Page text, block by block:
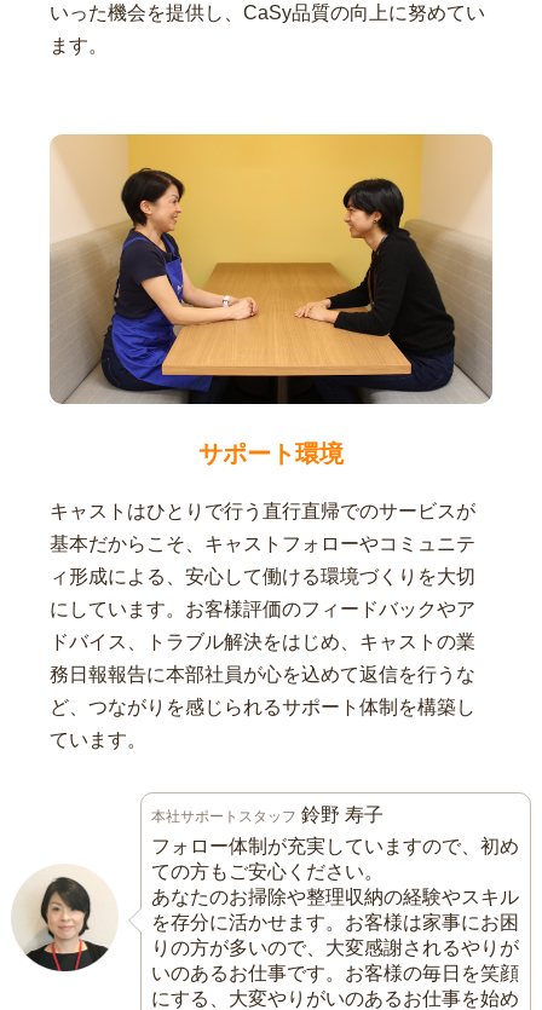
いった機会を提供し、CaSy品質の向上に努めてい
ます。
サポート環境
キャストはひとりで行う直行直帰でのサービスが
基本だからこそ、キャストフォローやコミュニテ
ィ形成による、安心して働ける環境づくりを大切
にしています。お客様評価のフィードバックやア
ドバイス、トラブル解決をはじめ、キャストの業
務日報報告に本部社員が心を込めて返信を行うな
ど、つながりを感じられるサポート体制を構築し
ています。
本社サポートスタッフ 鈴野 寿子
フォロー体制が充実していますので、初め
ての方もご安心ください。
あなたのお掃除や整理収納の経験やスキル
を存分に活かせます。お客様は家事にお困
りの方が多いので、大変感謝されるやりが
いのあるお仕事です。お客様の毎日を笑顔
にする、大変やりがいのあるお仕事を始め